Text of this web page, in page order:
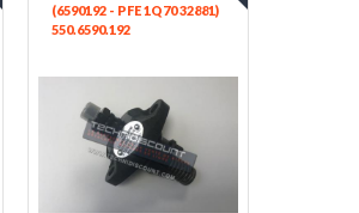
(6590192 - PFE 1Q70 32881)
550.6590.192